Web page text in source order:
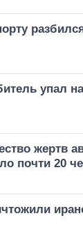
упал
жертв
почти 20